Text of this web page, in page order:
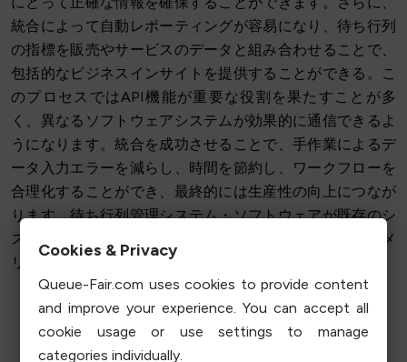
統合によって自動レポーティングが容易になり、待ち行列
の指標を販売やサービスのデータと組み合わせることで、
包括的なビジネスインサイトを提供することができる。こ
のプロセスではAPI機能が重要な役割を果たすことが多
く、異なるソフトウェアシステムが効果的に通信できるよ
うになります。統合を成功させることで、手作業によるデ
ータ入力エラーを減らし、時間を節約し、ワークフローを
合理化することができ、最終的には生産性の向上につなが
ります。待ち行列管理システム・ソフトウェアが既存のシ
ステムとうまく統合できるようにすることは、潜在的なメ
リットを最大化するために不可欠です。
Cookies & Privacy
Queue-Fair.com uses cookies to provide content
and improve your experience. You can accept all
cookie usage or use settings to manage
categories individually.